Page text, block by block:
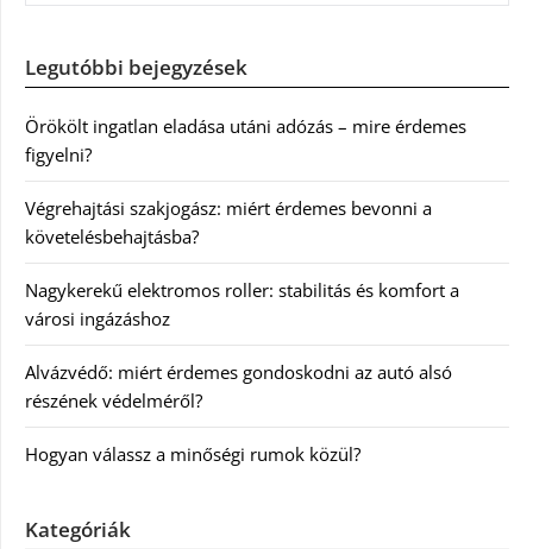
Legutóbbi bejegyzések
Örökölt ingatlan eladása utáni adózás – mire érdemes
figyelni?
Végrehajtási szakjogász: miért érdemes bevonni a
követelésbehajtásba?
Nagykerekű elektromos roller: stabilitás és komfort a
városi ingázáshoz
Alvázvédő: miért érdemes gondoskodni az autó alsó
részének védelméről?
Hogyan válassz a minőségi rumok közül?
Kategóriák